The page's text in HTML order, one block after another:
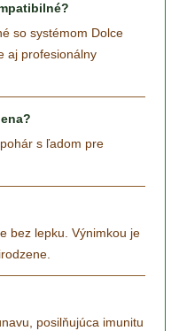
so systémom Dolce
aj profesionálny
s ľadom pre
bez lepku. Výnimkou je
posilňujúca imunitu